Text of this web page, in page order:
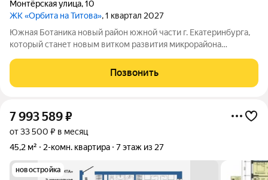
Монтёрская улица,10
ЖК «Орбита на Титова», 1 квартал 2027
Южная Ботаника новый район южной части г. Екатеринбурга,
который станет новым витком развития микрорайона
фонтаном, центральная площадь с арт-объектом «Водное
зеркало», более 1000 растений на
Позвонить
7 993 589₽
от 33 500 ₽ в месяц
45,2 м²
2-комн. квартира 7 этаж из 27
новостройка